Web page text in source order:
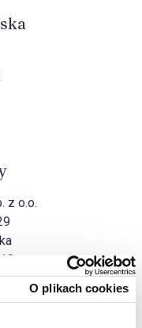
O plikach cookies
z o.o.